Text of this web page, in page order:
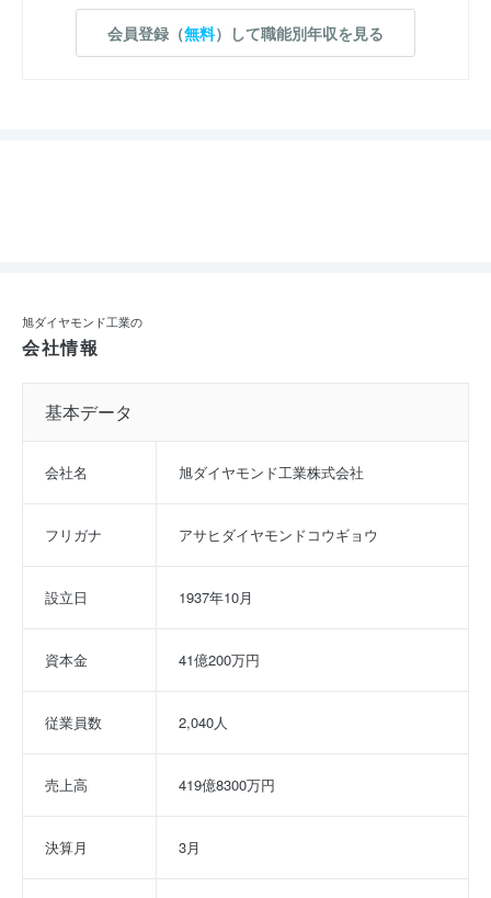
会員登録（無料）して職能別年収を見る
旭ダイヤモンド工業の
会社情報
基本データ
会社名 旭ダイヤモンド工業株式会社
フリガナ アサヒダイヤモンドコウギョウ
設立日 1937年10月
資本金 41億200万円
従業員数 2,040人
売上高 419億8300万円
決算月 3月